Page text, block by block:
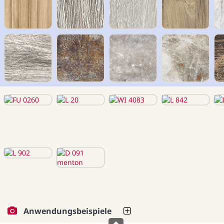
Anwendungsbeispiele